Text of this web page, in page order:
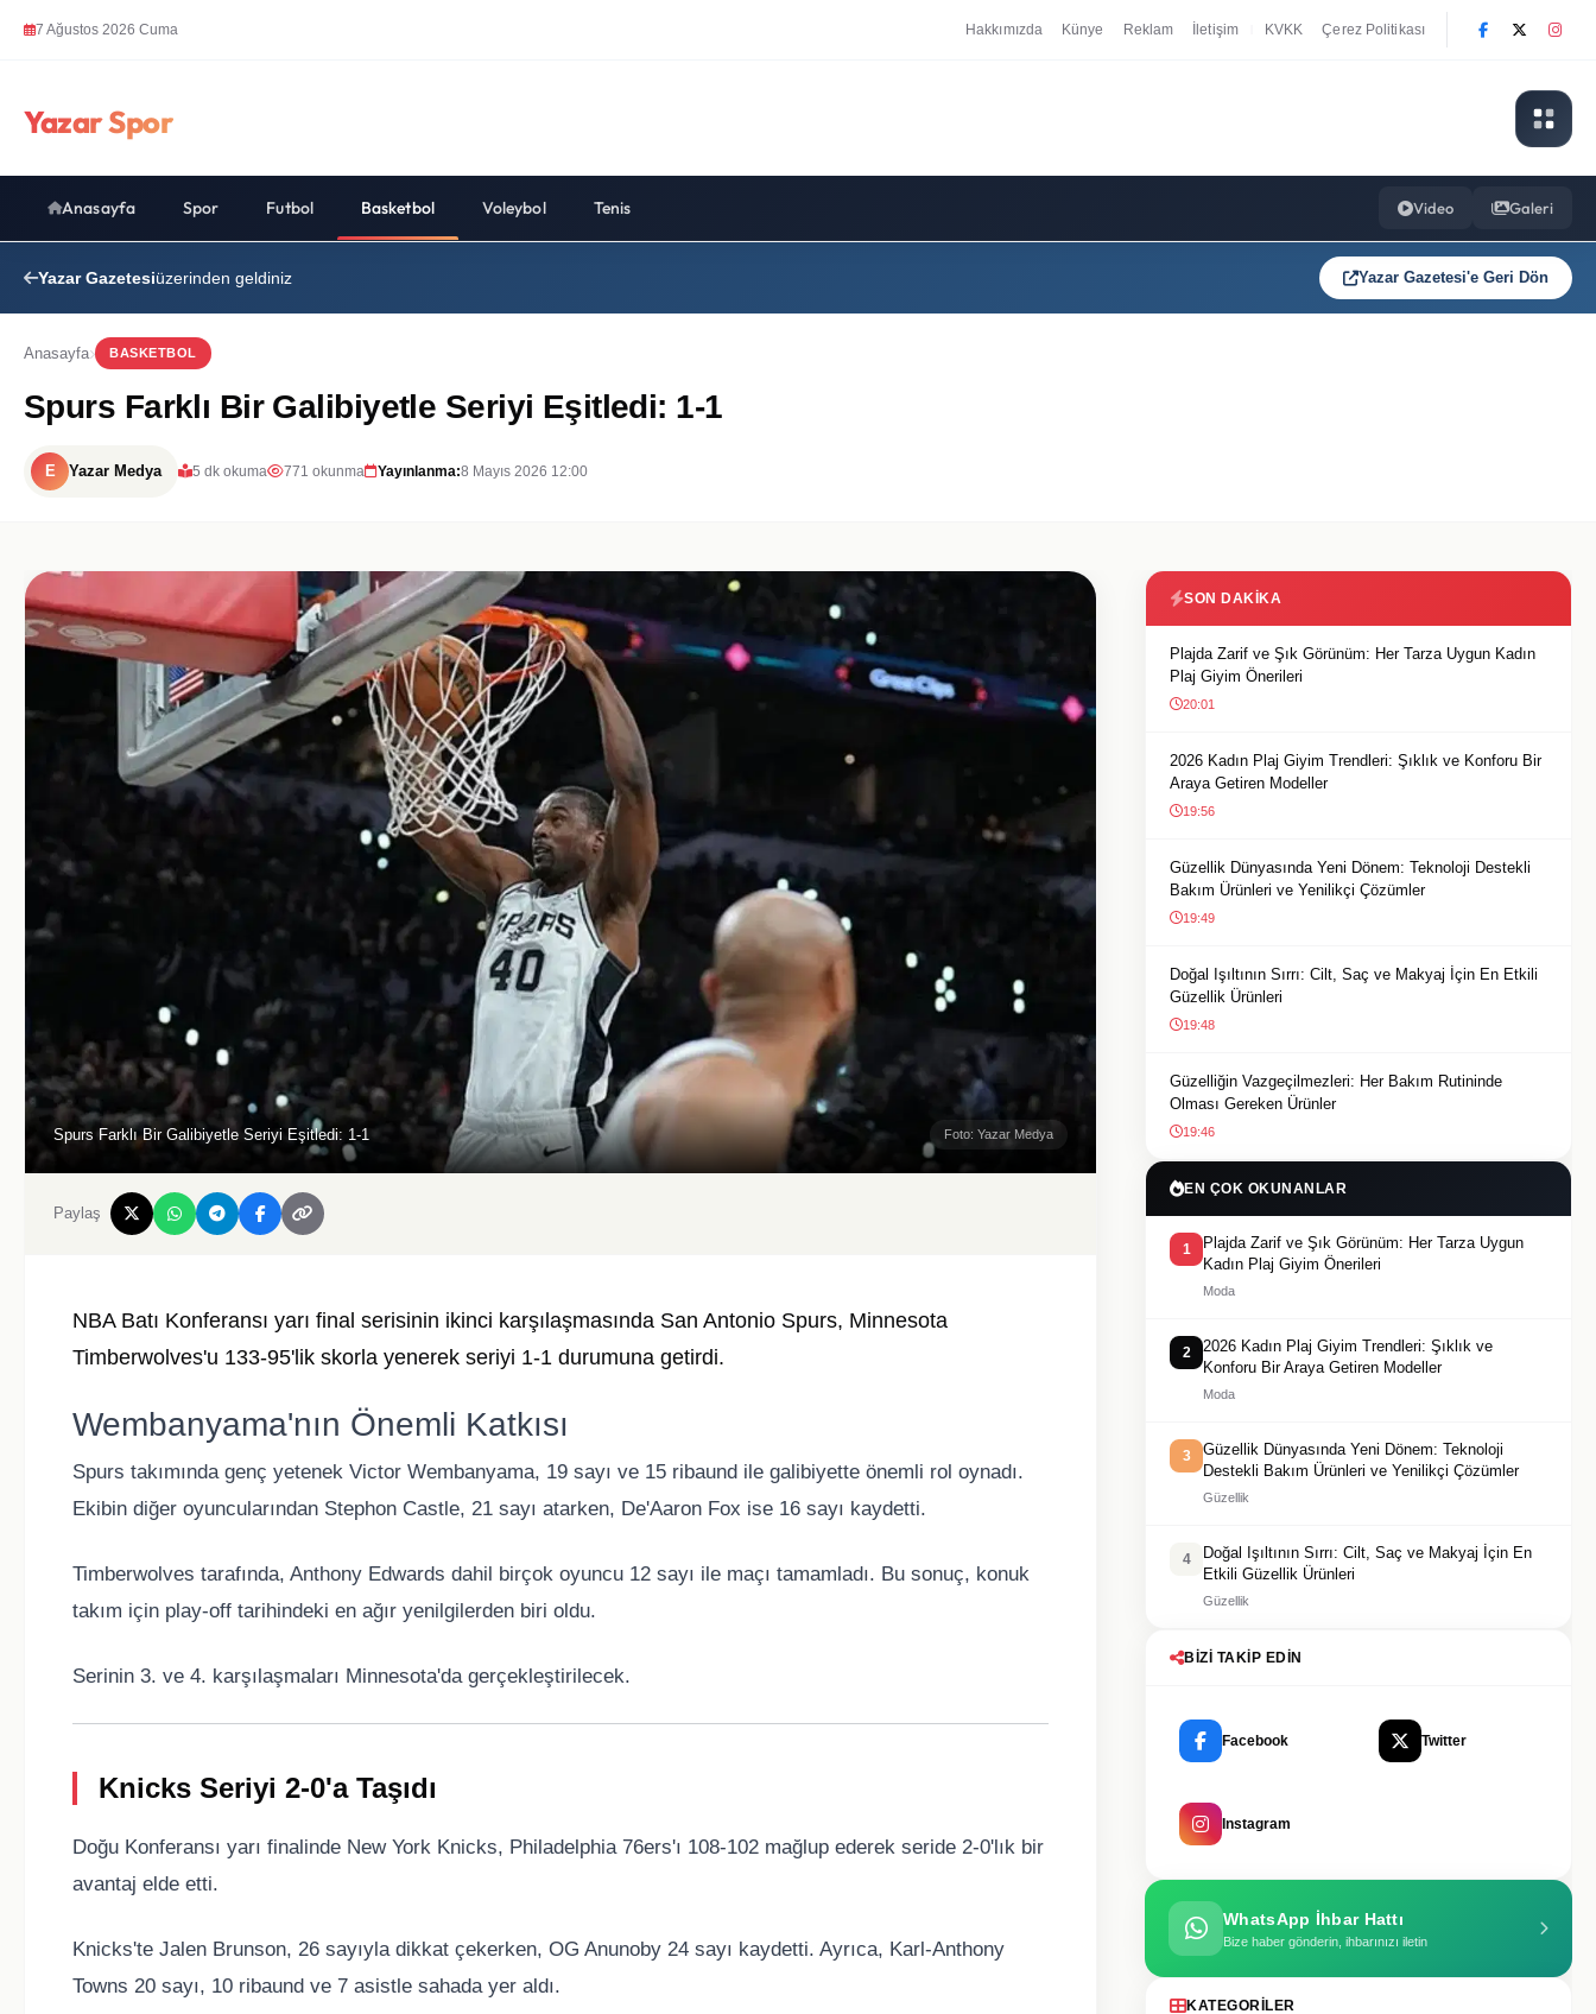
7 Ağustos 2026 Cuma Hakkımızda Künye Reklam İletişim KVKK Çerez Politikası
Yazar Spor
Anasayfa Spor Futbol Basketbol Voleybol Tenis Video Galeri
Yazar Gazetesiüzerinden geldiniz Yazar Gazetesi'e Geri Dön
Anasayfa BASKETBOL
Spurs Farklı Bir Galibiyetle Seriyi Eşitledi: 1-1
E Yazar Medya 5 dk okuma 771 okunma Yayınlanma:8 Mayıs 2026 12:00
Spurs Farklı Bir Galibiyetle Seriyi Eşitledi: 1-1 Foto: Yazar Medya
Paylaş
NBA Batı Konferansı yarı final serisinin ikinci karşılaşmasında San Antonio Spurs, Minnesota
Timberwolves'u 133-95'lik skorla yenerek seriyi 1-1 durumuna getirdi.
Wembanyama'nın Önemli Katkısı
Spurs takımında genç yetenek Victor Wembanyama, 19 sayı ve 15 ribaund ile galibiyette önemli rol oynadı.
Ekibin diğer oyuncularından Stephon Castle, 21 sayı atarken, De'Aaron Fox ise 16 sayı kaydetti.
Timberwolves tarafında, Anthony Edwards dahil birçok oyuncu 12 sayı ile maçı tamamladı. Bu sonuç, konuk
takım için play-off tarihindeki en ağır yenilgilerden biri oldu.
Serinin 3. ve 4. karşılaşmaları Minnesota'da gerçekleştirilecek.
Knicks Seriyi 2-0'a Taşıdı
Doğu Konferansı yarı finalinde New York Knicks, Philadelphia 76ers'ı 108-102 mağlup ederek seride 2-0'lık bir
avantaj elde etti.
Knicks'te Jalen Brunson, 26 sayıyla dikkat çekerken, OG Anunoby 24 sayı kaydetti. Ayrıca, Karl-Anthony
Towns 20 sayı, 10 ribaund ve 7 asistle sahada yer aldı.
SON DAKIKA
Plajda Zarif ve Şık Görünüm: Her Tarza Uygun Kadın
Plaj Giyim Önerileri
20:01
2026 Kadın Plaj Giyim Trendleri: Şıklık ve Konforu Bir
Araya Getiren Modeller
19:56
Güzellik Dünyasında Yeni Dönem: Teknoloji Destekli
Bakım Ürünleri ve Yenilikçi Çözümler
19:49
Doğal Işıltının Sırrı: Cilt, Saç ve Makyaj İçin En Etkili
Güzellik Ürünleri
19:48
Güzelliğin Vazgeçilmezleri: Her Bakım Rutininde
Olması Gereken Ürünler
19:46
EN ÇOK OKUNANLAR
1
Plajda Zarif ve Şık Görünüm: Her Tarza Uygun
Kadın Plaj Giyim Önerileri
Moda
2
2026 Kadın Plaj Giyim Trendleri: Şıklık ve
Konforu Bir Araya Getiren Modeller
Moda
3
Güzellik Dünyasında Yeni Dönem: Teknoloji
Destekli Bakım Ürünleri ve Yenilikçi Çözümler
Güzellik
4
Doğal Işıltının Sırrı: Cilt, Saç ve Makyaj İçin En
Etkili Güzellik Ürünleri
Güzellik
BIZI TAKIP EDIN
Facebook Twitter
Instagram
WhatsApp İhbar Hattı
Bize haber gönderin, ihbarınızı iletin
KATEGORILER